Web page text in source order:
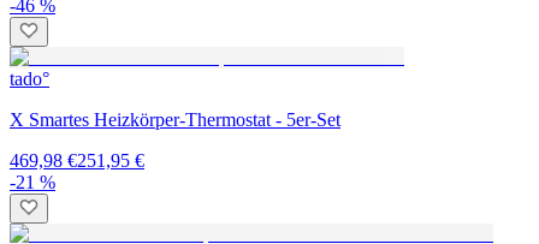
-46 %
tado°
X Smartes Heizkörper-Thermostat - 5er-Set
469,98 €251,95 €
-21 %